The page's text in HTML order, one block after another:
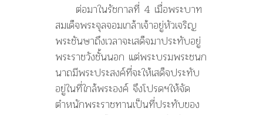
ต่อมาในรัชกาลที่ 4 เมื่อพระบาท
สมเด็จพระจุลจอมเกล้าเจ้าอยู่หัวเจริญ
พระชันษาถึงเวลาจะเสด็จมาประทับอยู่
พระราชวังชั้นนอก แต่พระบรมพระชนก
นาถมีพระประสงค์ที่จะให้เสด็จประทับ
อยู่ในที่ใกล้พระองค์ จึงโปรดฯให้จัด
ตำหนักพระราชทานเป็นที่ประทับของ